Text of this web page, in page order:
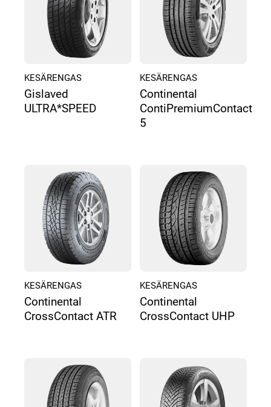
KESÄRENGAS
Gislaved
ULTRA*SPEED
KESÄRENGAS
Continental
ContiPremiumContact
5
KESÄRENGAS
Continental
CrossContact ATR
KESÄRENGAS
Continental
CrossContact UHP